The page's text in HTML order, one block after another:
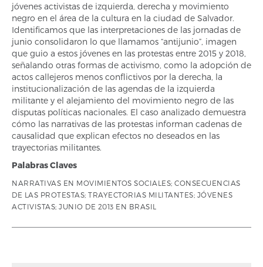
jóvenes activistas de izquierda, derecha y movimiento
negro en el área de la cultura en la ciudad de Salvador.
Identificamos que las interpretaciones de las jornadas de
junio consolidaron lo que llamamos “antijunio”, imagen
que guio a estos jóvenes en las protestas entre 2015 y 2018,
señalando otras formas de activismo, como la adopción de
actos callejeros menos conflictivos por la derecha, la
institucionalización de las agendas de la izquierda
militante y el alejamiento del movimiento negro de las
disputas políticas nacionales. El caso analizado demuestra
cómo las narrativas de las protestas informan cadenas de
causalidad que explican efectos no deseados en las
trayectorias militantes.
Palabras Claves
NARRATIVAS EN MOVIMIENTOS SOCIALES; CONSECUENCIAS
DE LAS PROTESTAS; TRAYECTORIAS MILITANTES; JÓVENES
ACTIVISTAS; JUNIO DE 2013 EN BRASIL